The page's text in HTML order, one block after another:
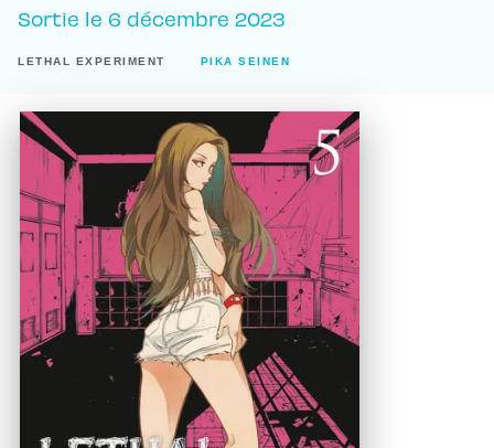
Sortie le 6 décembre 2023
LETHAL EXPERIMENT PIKA SEINEN